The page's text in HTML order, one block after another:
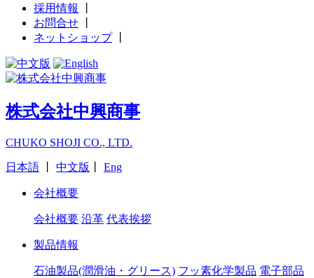
採用情報
お問合せ
ネットショップ
株式会社中興商事
CHUKO SHOJI CO., LTD.
日本語 中文版 Eng
会社概要
会社概要 沿革 代表挨拶
製品情報
石油製品(潤滑油・グリース) フッ素化学製品 電子部品